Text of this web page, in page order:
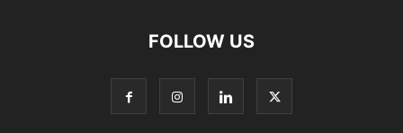
FOLLOW US